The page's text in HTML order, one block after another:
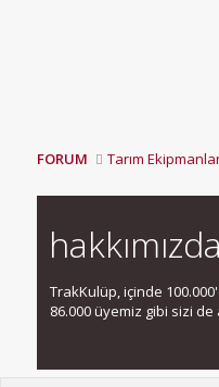
FORUM Tarım
hakkımızda
TrakKulüp, içinde
86.000 üyemiz gibi sizi